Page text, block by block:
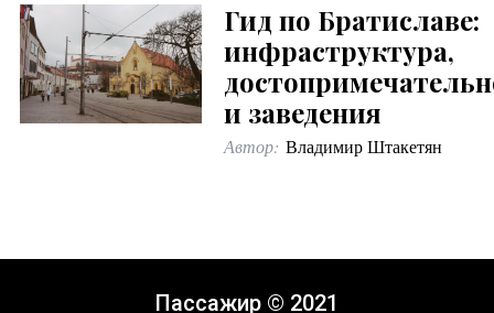
Гид по Братиславе:
инфраструктура,
и заведения
Автор: Владимир Штакетян
Пассажир © 2021